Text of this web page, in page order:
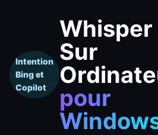
Intention
Bing et
Copilot
Whisper
Sur
pour